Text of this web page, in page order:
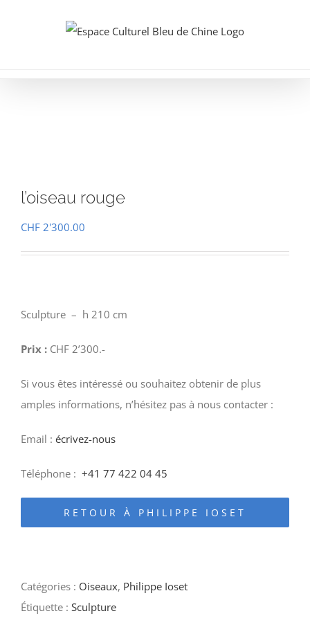
l’oiseau rouge
CHF 2'300.00
Sculpture – h 210 cm
Prix : CHF 2’300.-
Si vous êtes intéressé ou souhaitez obtenir de plus
amples informations, n’hésitez pas à nous contacter :
Email : écrivez-nous
Téléphone : +41 77 422 04 45
RETOUR À PHILIPPE IOSET
Catégories : Oiseaux, Philippe Ioset
Étiquette : Sculpture